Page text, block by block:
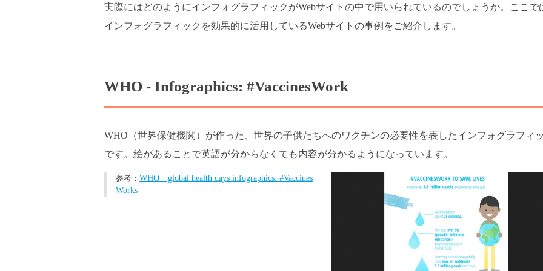
実際にはどのようにインフォグラフィックがWebサイトの中で用いられているのでしょうか。ここで
インフォグラフィックを効果的に活用しているWebサイトの事例をご紹介します。
WHO - Infographics: #VaccinesWork
WHO（世界保健機関）が作った、世界の子供たちへのワクチンの必要性を表したインフォグラフィ
です。絵があることで英語が分からなくても内容が分かるようになっています。
WHO global health days infographics: #Vaccines
Works